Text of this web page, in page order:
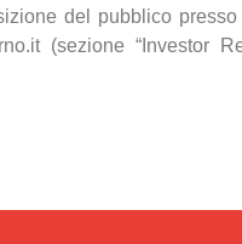
del pubblico
(sezione “Investor